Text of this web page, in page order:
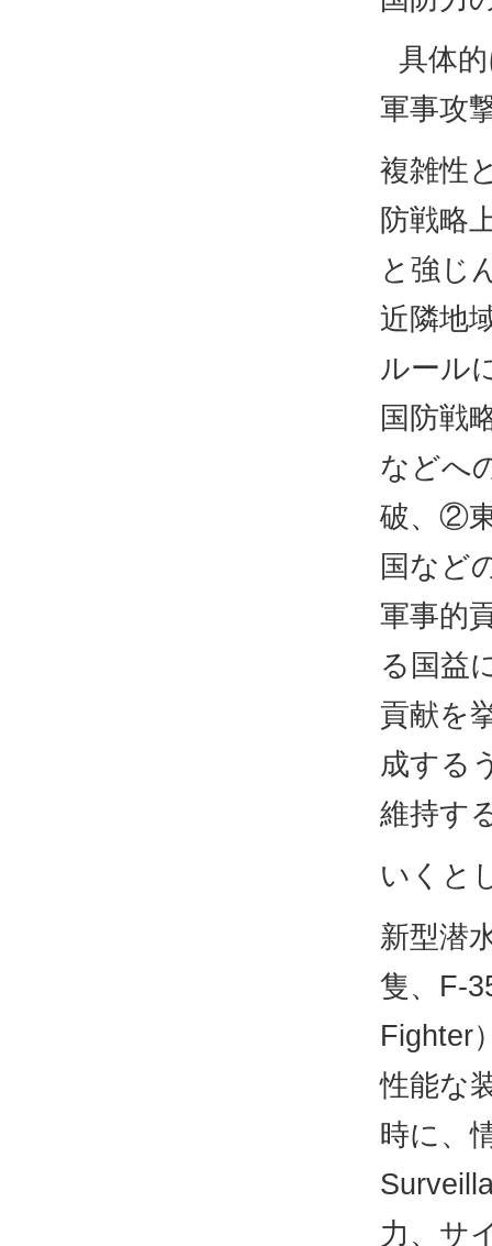
具体
軍事攻
複雑性
防戦略
と強じ
近隣地
ルール
国防戦
などへ
破、②
国など
軍事的
る国益
貢献を
成する
維持す
いくと
新型潜
隻、F-
Fighter
性能な
時に、
力、サ